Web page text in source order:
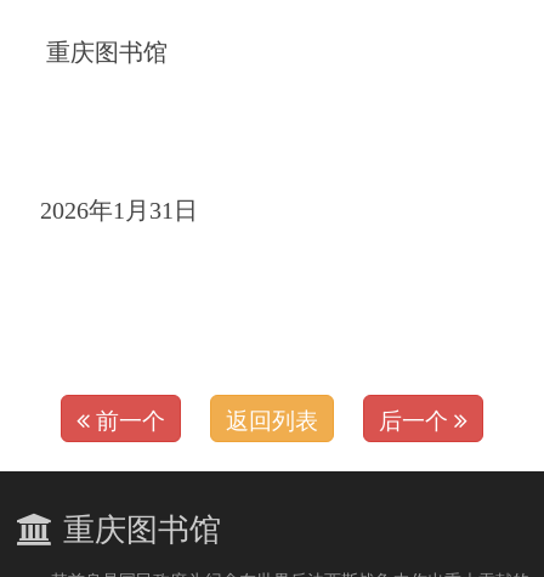
重庆图书馆
2026年1月31日
前一个 返回列表 后一个
重庆图书馆